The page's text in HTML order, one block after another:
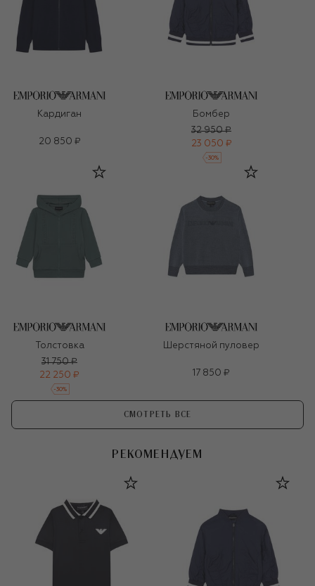
Кардиган
20 850 ₽
Бомбер
32 950 ₽
23 050 ₽
-30%
Толстовка
31 750 ₽
22 250 ₽
-30%
Шерстяной пуловер
17 850 ₽
СМОТРЕТЬ ВСЕ
РЕКОМЕНДУЕМ